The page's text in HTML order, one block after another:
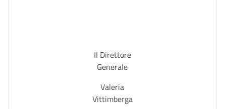
Il Direttore
Generale
Valeria
Vittimberga